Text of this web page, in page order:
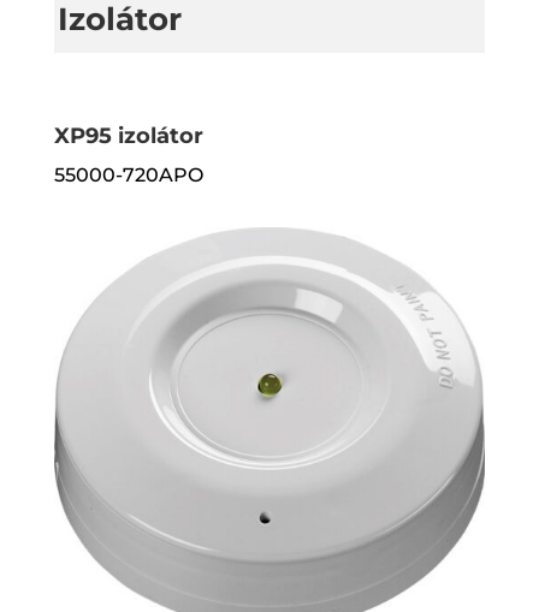
Izolátor
XP95 izolátor
55000-720APO